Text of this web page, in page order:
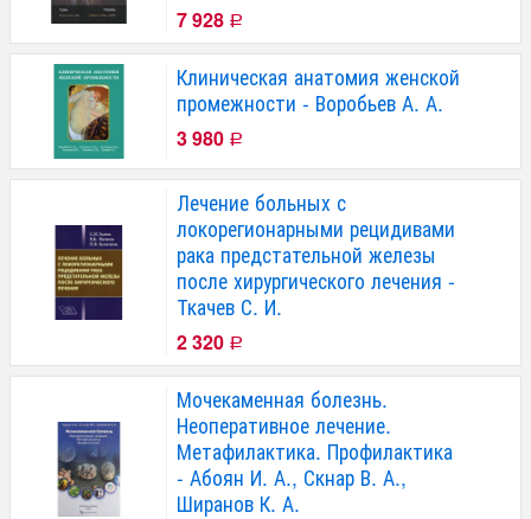
7 928 Р
Клиническая анатомия женской
промежности - Воробьев А. А.
3 980 Р
Лечение больных с
локорегионарными рецидивами
рака предстательной железы
после хирургического лечения -
Ткачев С. И.
2 320 Р
Мочекаменная болезнь.
Неоперативное лечение.
Метафилактика. Профилактика
- Абоян И. А., Скнар В. А.,
Ширанов К. А.